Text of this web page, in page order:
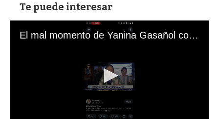
Te puede interesar
El mal momento de Yanina Gasañol con un hincha argentino en "Subrayado"